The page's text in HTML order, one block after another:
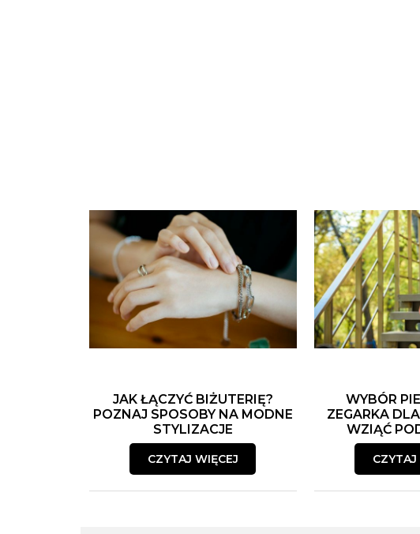
JAK ŁĄCZYĆ BIŻUTERIĘ?
POZNAJ SPOSOBY NA MODNE
STYLIZACJE
CZYTAJ WIĘCEJ
WYBÓR
ZEGARKA
WZIĄĆ
CZYTAJ